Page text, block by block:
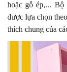
hoặc gỗ ép,... Bộ
được lựa chọn
thích chung của